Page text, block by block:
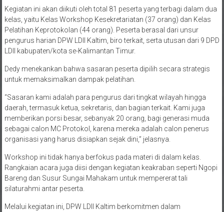
Kegiatan ini akan diikuti oleh total 81 peserta yang terbagi dalam dua
kelas, yaitu Kelas Workshop Kesekretariatan (37 orang) dan Kelas
Pelatihan Keprotokolan (44 orang). Peserta berasal dari unsur
pengurus harian DPW LDII Kaltim, biro terkait, serta utusan dari 9 DPD
LDII kabupaten/kota se-Kalimantan Timur.
Dedy menekankan bahwa sasaran peserta dipilih secara strategis
untuk memaksimalkan dampak pelatihan.
“Sasaran kami adalah para pengurus dari tingkat wilayah hingga
daerah, termasuk ketua, sekretaris, dan bagian terkait. Kami juga
memberikan porsi besar, sebanyak 20 orang, bagi generasi muda
sebagai calon MC Protokol, karena mereka adalah calon penerus
organisasi yang harus disiapkan sejak dini,” jelasnya.
Workshop ini tidak hanya berfokus pada materi di dalam kelas.
Rangkaian acara juga diisi dengan kegiatan keakraban seperti Ngopi
Bareng dan Susur Sungai Mahakam untuk mempererat tali
silaturahmi antar peserta.
Melalui kegiatan ini, DPW LDII Kaltim berkomitmen dalam